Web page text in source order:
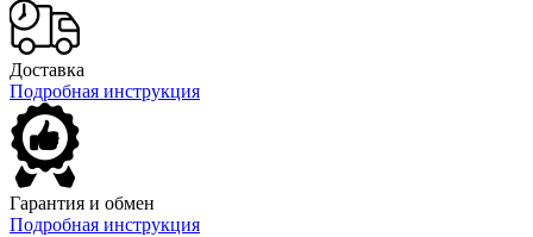
Доставка
Подробная инструкция
Гарантия и обмен
Подробная инструкция